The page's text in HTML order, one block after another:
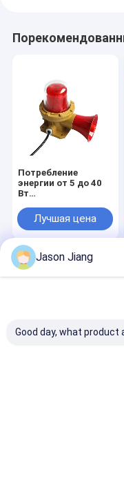
Потребление
энергии от 5 до 40
Вт
сигнализационные
огни Потолочная
Внутренние
параметры
лампочек Красный
Желтый Синий и
Лучшая цена
страница
Jason Jiang
Good day, what product